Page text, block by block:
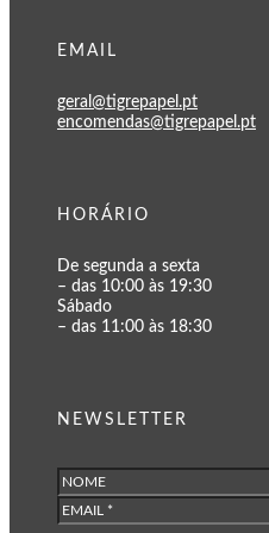
EMAIL
geral@tigrepapel.pt
encomendas@tigrepapel.pt
HORÁRIO
De segunda a sexta
– das 10:00 às 19:30
Sábado
– das 11:00 às 18:30
NEWSLETTER